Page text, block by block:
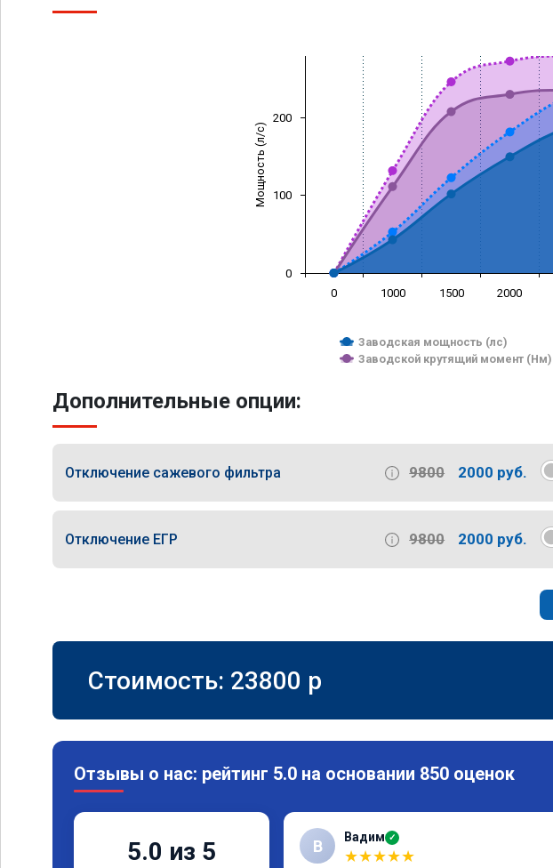
Мощность (л/с)
Заводская мощность (лс)
Заводской крутящий момент (Нм)
0 1000 1500 2000
0
100
200
Дополнительные опции:
Отключение сажевого фильтра 9800 2000 руб.
Отключение ЕГР 9800 2000 руб.
Стоимость: 23800 p
Отзывы о нас: рейтинг 5.0 на основании 850 оценок
5.0 из 5 В Вадим ✓
★★★★★